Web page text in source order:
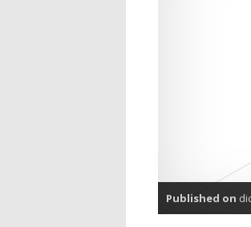
Published on